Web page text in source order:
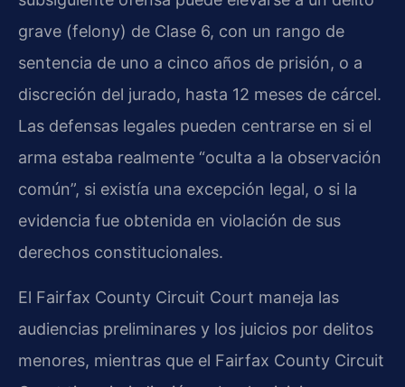
grave (felony) de Clase 6, con un rango de
sentencia de uno a cinco años de prisión, o a
discreción del jurado, hasta 12 meses de cárcel.
Las defensas legales pueden centrarse en si el
arma estaba realmente “oculta a la observación
común”, si existía una excepción legal, o si la
evidencia fue obtenida en violación de sus
derechos constitucionales.
El Fairfax County Circuit Court maneja las
audiencias preliminares y los juicios por delitos
menores, mientras que el Fairfax County Circuit